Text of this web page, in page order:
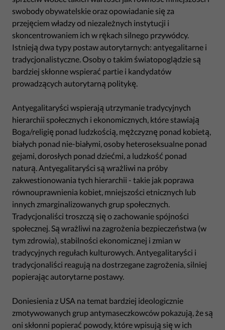
swobody obywatelskie oraz opowiadanie się za
przejęciem władzy od niezależnych instytucji i
skoncentrowaniem ich w rękach silnego przywódcy.
Istnieją dwa typy postaw autorytarnych: antyegalitarne i
tradycjonalistyczne. Osoby o takim światopoglądzie są
bardziej skłonne wspierać partie i kandydatów
prowadzących autorytarną politykę.
Antyegalitaryści wspierają utrzymanie tradycyjnych
hierarchii społecznych i ekonomicznych, które stawiają
Boga/religię ponad ludzkością, mężczyznę ponad kobietą,
białych ponad nie-białymi, osoby heteroseksualne ponad
gejami, dorosłych ponad dziećmi, a ludzkość ponad
naturą. Antyegalitaryści są wrażliwi na próby
zakwestionowania tych hierarchii - takie jak poprawa
równouprawnienia kobiet, mniejszości etnicznych lub
innych zmarginalizowanych grup społecznych.
Tradycjonaliści troszczą się o zachowanie spójności
społecznej. Są wrażliwi na zagrożenia bezpieczeństwa (w
tym zdrowia), stabilności ekonomicznej i zmian w
tradycyjnych regułach kulturowych. Antyegalitaryści i
tradycjonaliści reagują na dostrzegane zagrożenia, silniej
popierając autorytarne postawy.
Doniesienia z USA na temat bardziej ideologicznie
zmotywowanych grup antymaseczkowców pokazują, że są
oni skłonni popierać powody, które wpisują się w ich